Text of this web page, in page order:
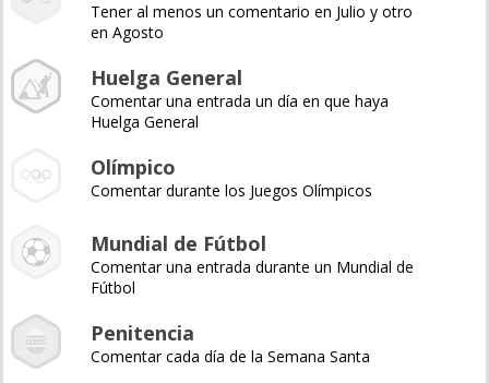
Tener al menos un comentario en Julio y otro
en Agosto
Huelga General
Comentar una entrada un día en que haya
Huelga General
Olímpico
Comentar durante los Juegos Olímpicos
Mundial de Fútbol
Comentar una entrada durante un Mundial de
Fútbol
Penitencia
Comentar cada día de la Semana Santa